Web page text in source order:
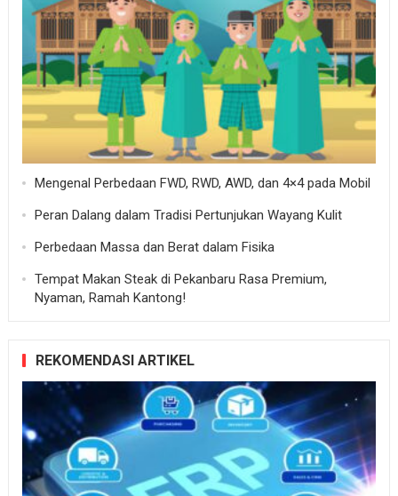
Mengenal Perbedaan FWD, RWD, AWD, dan 4×4 pada Mobil
Peran Dalang dalam Tradisi Pertunjukan Wayang Kulit
Perbedaan Massa dan Berat dalam Fisika
Tempat Makan Steak di Pekanbaru Rasa Premium,
Nyaman, Ramah Kantong!
REKOMENDASI ARTIKEL